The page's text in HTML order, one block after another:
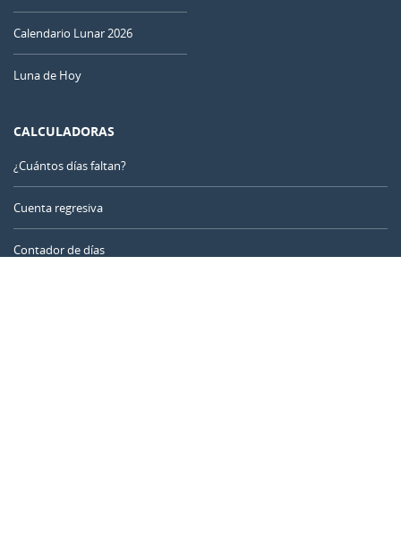
Calendario Lunar 2026
Luna de Hoy
CALCULADORAS
¿Cuántos días faltan?
Cuenta regresiva
Contador de días